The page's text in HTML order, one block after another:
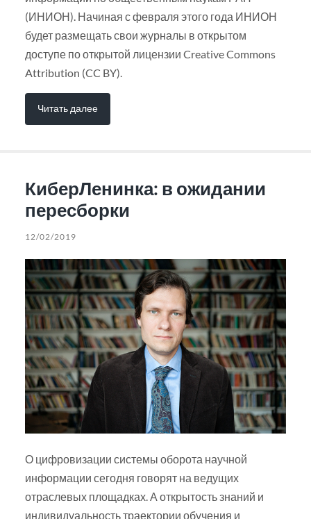
(ИНИОН). Начиная с февраля этого года ИНИОН
будет размещать свои журналы в открытом
доступе по открытой лицензии Creative Commons
Attribution (CC BY).
Читать далее
КиберЛенинка: в ожидании
пересборки
12/02/2019
О цифровизации системы оборота научной
информации сегодня говорят на ведущих
отраслевых площадках. А открытость знаний и
индивидуальность траектории обучения и